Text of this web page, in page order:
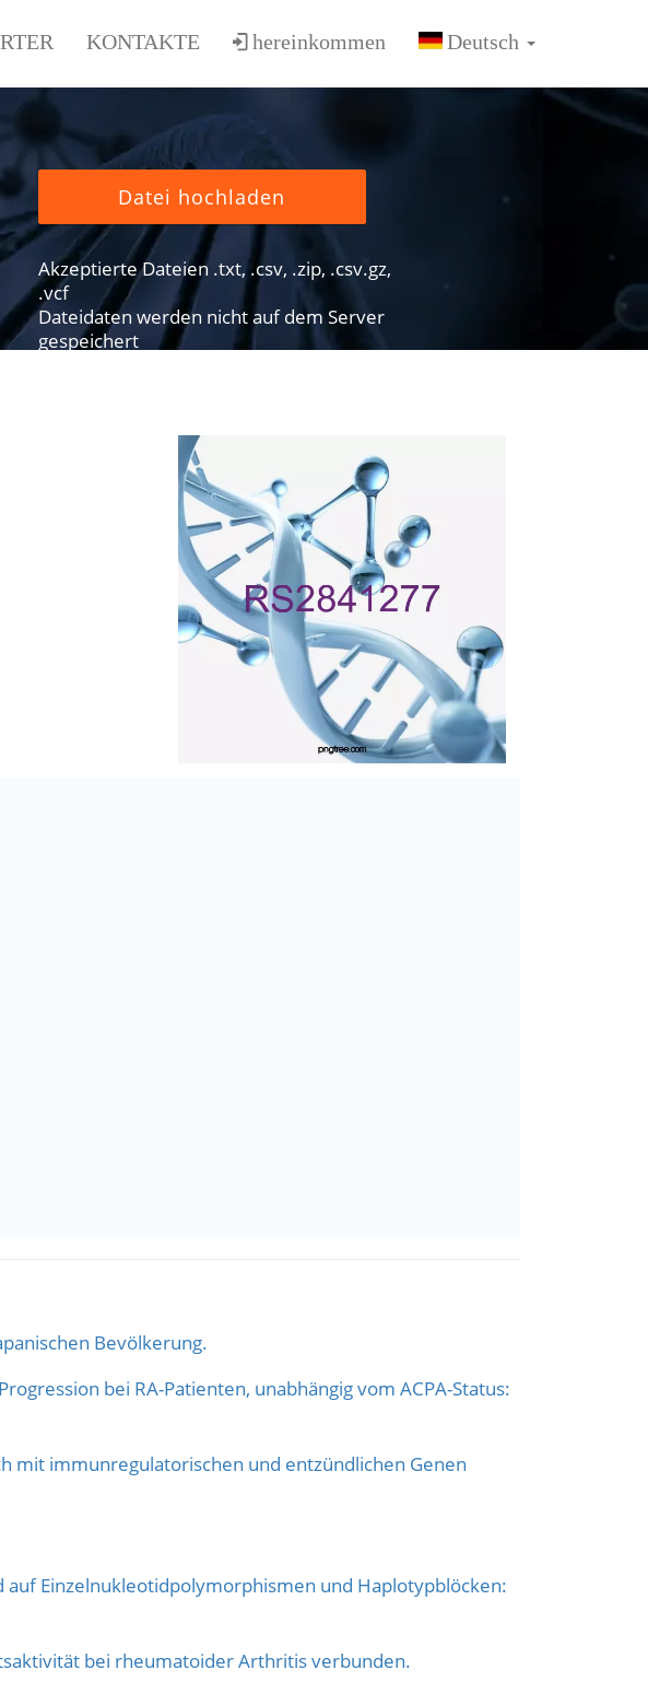
KONTAKTE hereinkommen
Datei hochladen
Akzeptierte Dateien .txt, .csv, .zip, .csv.gz,
.vcf
Dateidaten werden nicht auf dem Server
gespeichert
Bevölkerung.
bei RA-Patienten, unabhängig vom ACPA-Status:
mit immunregulatorischen und entzündlichen Genen
Einzelnukleotidpolymorphismen und Haplotypblöcken:
bei rheumatoider Arthritis verbunden.